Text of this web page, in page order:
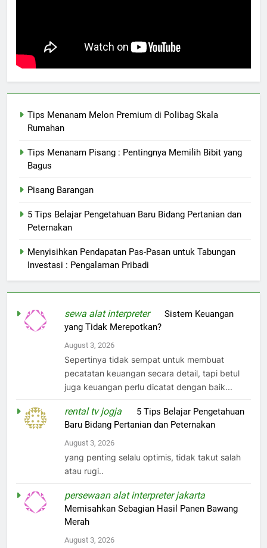
Tips Menanam Melon Premium di Polibag Skala
Rumahan
Tips Menanam Pisang : Pentingnya Memilih Bibit yang
Bagus
Pisang Barangan
5 Tips Belajar Pengetahuan Baru Bidang Pertanian dan
Peternakan
Menyisihkan Pendapatan Pas-Pasan untuk Tabungan
Investasi : Pengalaman Pribadi
sewa alat interpreteronSistem Keuangan
yang Tidak Merepotkan?
August 3, 2026
Sepertinya tidak sempat untuk membuat
pecatatan keuangan secara detail, tapi betul
juga keuangan perlu dicatat dengan baik...
rental tv jogja
5 Tips Belajar Pengetahuan
Baru Bidang Pertanian dan Peternakan
August 3, 2026
yang penting selalu optimis, tidak takut salah
atau rugi..
persewaan alat interpreter jakarta
Memisahkan Sebagian Hasil Panen Bawang
Merah
August 3, 2026